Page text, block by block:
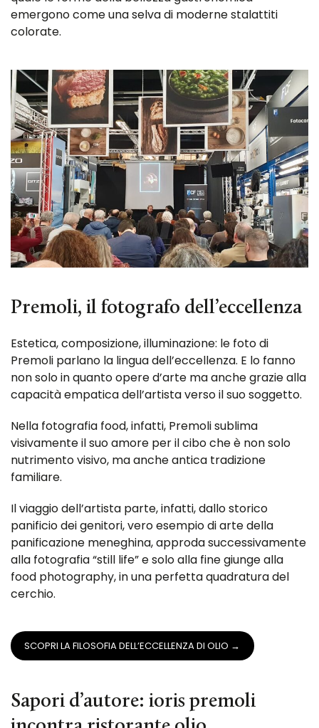
emergono come una selva di moderne stalattiti
colorate.
Premoli, il fotografo dell’eccellenza
Estetica, composizione, illuminazione: le foto di
Premoli parlano la lingua dell’eccellenza. E lo fanno
non solo in quanto opere d’arte ma anche grazie alla
capacità empatica dell’artista verso il suo soggetto.
Nella fotografia food, infatti, Premoli sublima
visivamente il suo amore per il cibo che è non solo
nutrimento visivo, ma anche antica tradizione
familiare.
Il viaggio dell’artista parte, infatti, dallo storico
panificio dei genitori, vero esempio di arte della
panificazione meneghina, approda successivamente
alla fotografia “still life” e solo alla fine giunge alla
food photography, in una perfetta quadratura del
cerchio.
SCOPRI LA FILOSOFIA DELL’ECCELLENZA DI OLIO →
Sapori d’autore: ioris premoli